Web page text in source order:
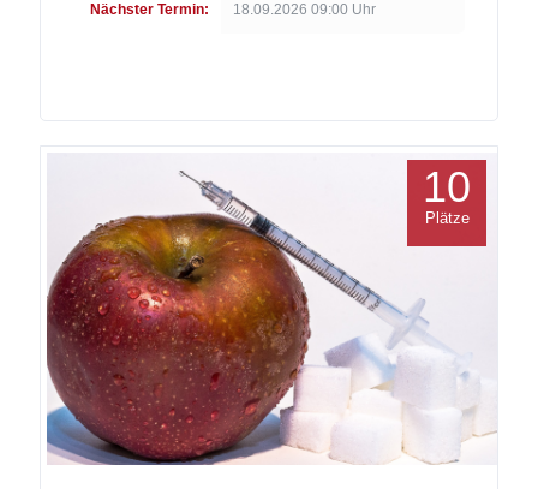
Nächster Termin: 18.09.2026 09:00 Uhr
10
Plätze